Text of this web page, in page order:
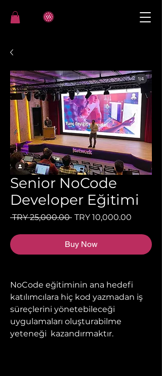
Senior NoCode
Developer Eğitimi
TRY 25,000.00 Regular Price
TRY 10,000.00
Buy Now
NoCode eğitiminin ana hedefi
katılımcılara hiç kod yazmadan iş
süreçlerini yönetebileceği
uygulamaları oluşturabilme
yeteneği kazandırmaktır.